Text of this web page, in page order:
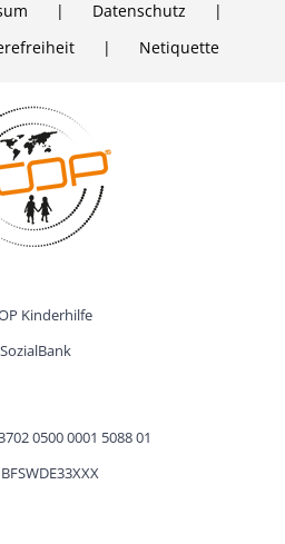
Daten­schutz
Netiquette
Kinder­hilfe
SozialBank
0500 0001 5088 01